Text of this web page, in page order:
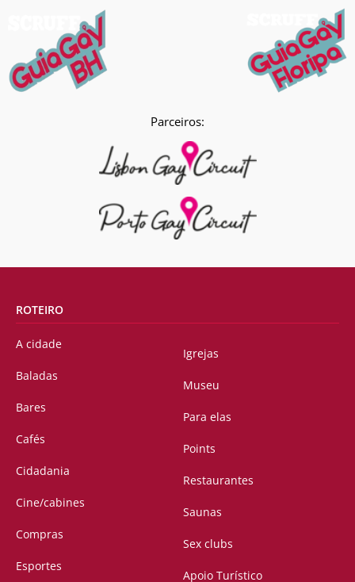
Parceiros:
ROTEIRO
A cidade
Baladas
Bares
Cafés
Cidadania
Cine/cabines
Compras
Esportes
Igrejas
Museu
Para elas
Points
Restaurantes
Saunas
Sex clubs
Apoio Turístico